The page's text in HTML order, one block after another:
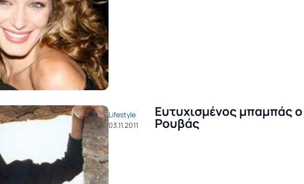
Lifestyle
03.11.2011
Ευτυχισμένος μπαμπάς
Ρουβάς